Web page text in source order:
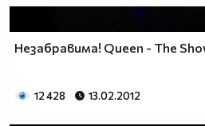
Незабравима! Queen - The
12 428 13.02.2012